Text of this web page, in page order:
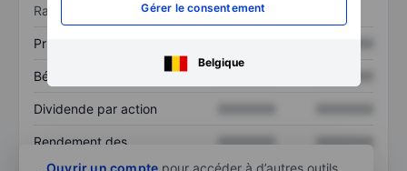
Gérer le consentement
Belgique
Ratios
Prix / ventes
Bénéfice par action
Dividende par action
Rendement des
XXXXXXX
XXXXXXX
Ouvrir un compte pour accéder à d’autres outils